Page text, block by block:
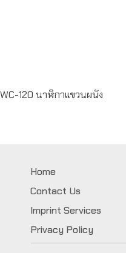
WC-120 นาฬิกาแขวนผนัง
Home
Contact Us
Imprint Services
Privacy Policy